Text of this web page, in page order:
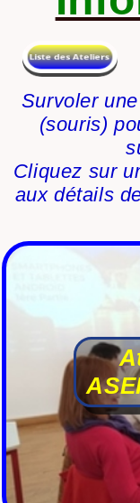
Survoler
(souris)
Cliquez sur
aux détails